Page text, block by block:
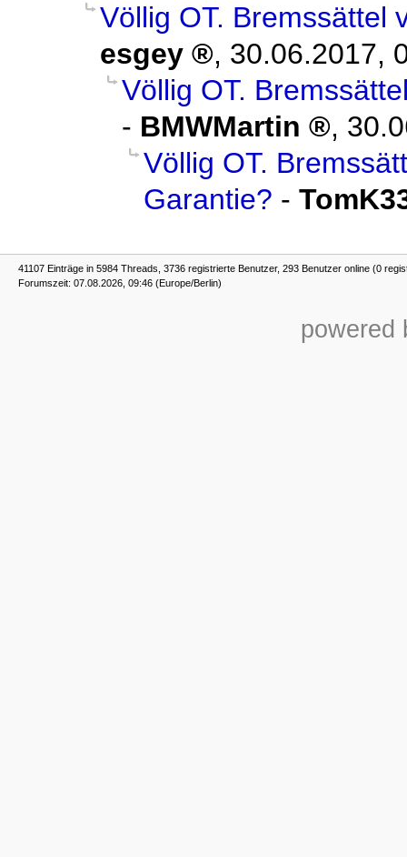
Völlig OT. Bremssättel
esgey
, 30.06.2017,
Völlig OT.
- BMWMartin ,
Völlig OT.
Garantie? -
41107 Einträge in 5984 Threads, 3736 registrierte Benutzer, 293 Benutzer online (0
Forumszeit: 07.08.2026, 09:46 (Europe/Berlin)
powered